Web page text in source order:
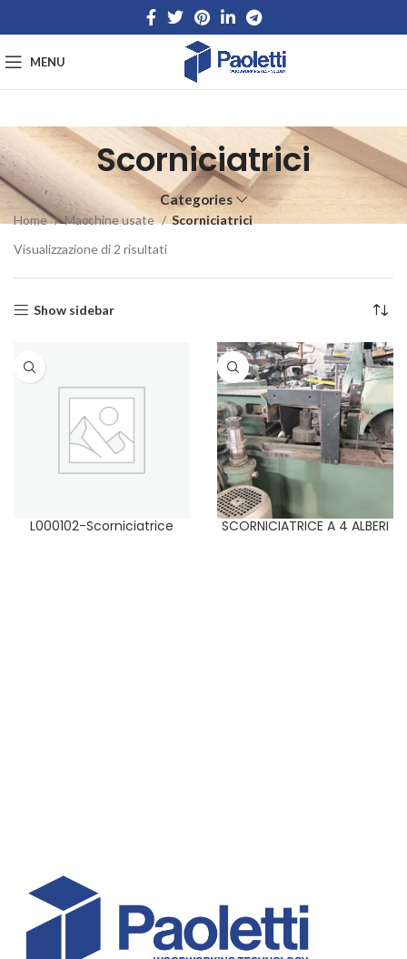
MENU
Scorniciatrici
Categories
Home Macchine usate
Scorniciatrici
Visualizzazione di 2 risultati
Show sidebar
L000102-Scorniciatrice
SCORNICIATRICE A 4 ALBERI